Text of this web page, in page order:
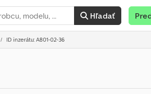
Hľadať
ID inzerátu: A801-02-36